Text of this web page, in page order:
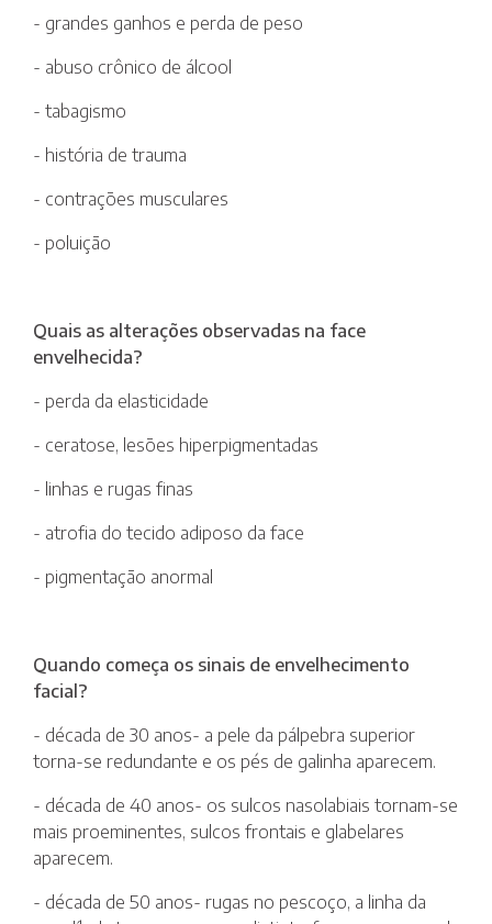
- grandes ganhos e perda de peso
- abuso crônico de álcool
- tabagismo
- história de trauma
- contrações musculares
- poluição
Quais as alterações observadas na face
envelhecida?
- perda da elasticidade
- ceratose, lesões hiperpigmentadas
- linhas e rugas finas
- atrofia do tecido adiposo da face
- pigmentação anormal
Quando começa os sinais de envelhecimento
facial?
- década de 30 anos- a pele da pálpebra superior
torna-se redundante e os pés de galinha aparecem.
- década de 40 anos- os sulcos nasolabiais tornam-se
mais proeminentes, sulcos frontais e glabelares
aparecem.
- década de 50 anos- rugas no pescoço, a linha da